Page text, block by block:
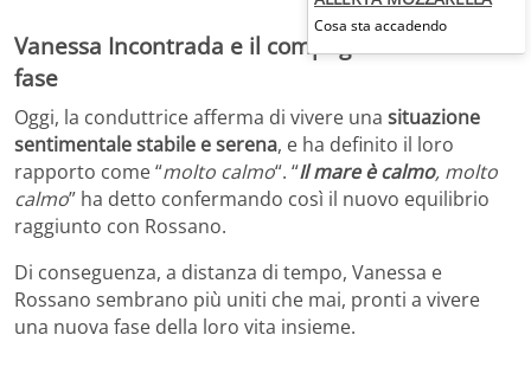
Vanessa Incontrada e il compagno: una nuova
fase
Oggi, la conduttrice afferma di vivere una situazione
sentimentale stabile e serena, e ha definito il loro
rapporto come “molto calmo“. “Il mare è calmo, molto
calmo” ha detto confermando così il nuovo equilibrio
raggiunto con Rossano.
Di conseguenza, a distanza di tempo, Vanessa e
Rossano sembrano più uniti che mai, pronti a vivere
una nuova fase della loro vita insieme.
Cosa sta accadendo